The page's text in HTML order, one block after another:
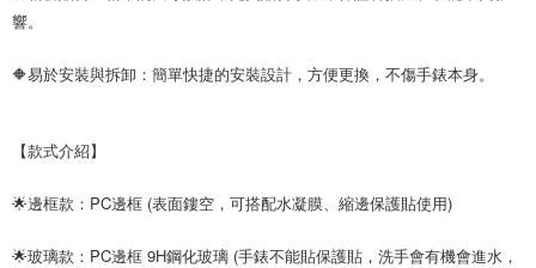
響。
🔶易於安裝與拆卸：簡單快捷的安裝設計，方便更換，不傷手錶本身。
【款式介紹】
🌟邊框款：PC邊框 (表面鏤空，可搭配水凝膜、縮邊保護貼使用)
🌟玻璃款：PC邊框 9H鋼化玻璃 (手錶不能貼保護貼，洗手會有機會進水，